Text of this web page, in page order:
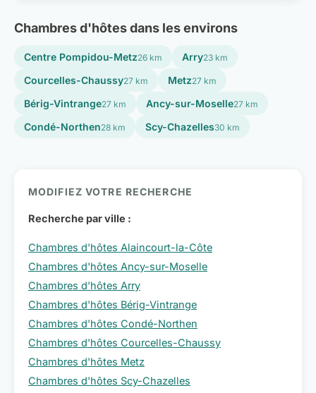
Chambres d'hôtes dans les environs
Centre Pompidou-Metz26 km Arry23 km
Courcelles-Chaussy27 km Metz27 km
Bérig-Vintrange27 km Ancy-sur-Moselle27 km
Condé-Northen28 km Scy-Chazelles30 km
MODIFIEZ VOTRE RECHERCHE
Recherche par ville :
Chambres d'hôtes Alaincourt-la-Côte
Chambres d'hôtes Ancy-sur-Moselle
Chambres d'hôtes Arry
Chambres d'hôtes Bérig-Vintrange
Chambres d'hôtes Condé-Northen
Chambres d'hôtes Courcelles-Chaussy
Chambres d'hôtes Metz
Chambres d'hôtes Scy-Chazelles